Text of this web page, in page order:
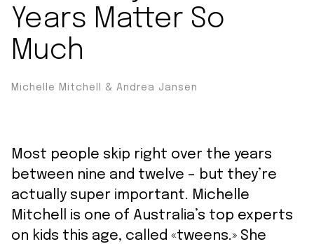
Years Matter So
Much
Michelle Mitchell & Andrea Jansen
Most people skip right over the years
between nine and twelve – but they’re
actually super important. Michelle
Mitchell is one of Australia’s top experts
on kids this age, called «tweens.» She